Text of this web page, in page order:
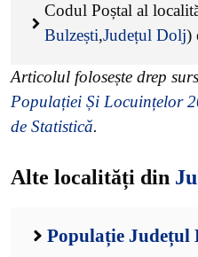
Codul Poștal al
Bulzești,Județul Dolj)
Articolul folosește drep
Populației Și Locuințelor
de Statistică.
Alte localități din
Populație Județul